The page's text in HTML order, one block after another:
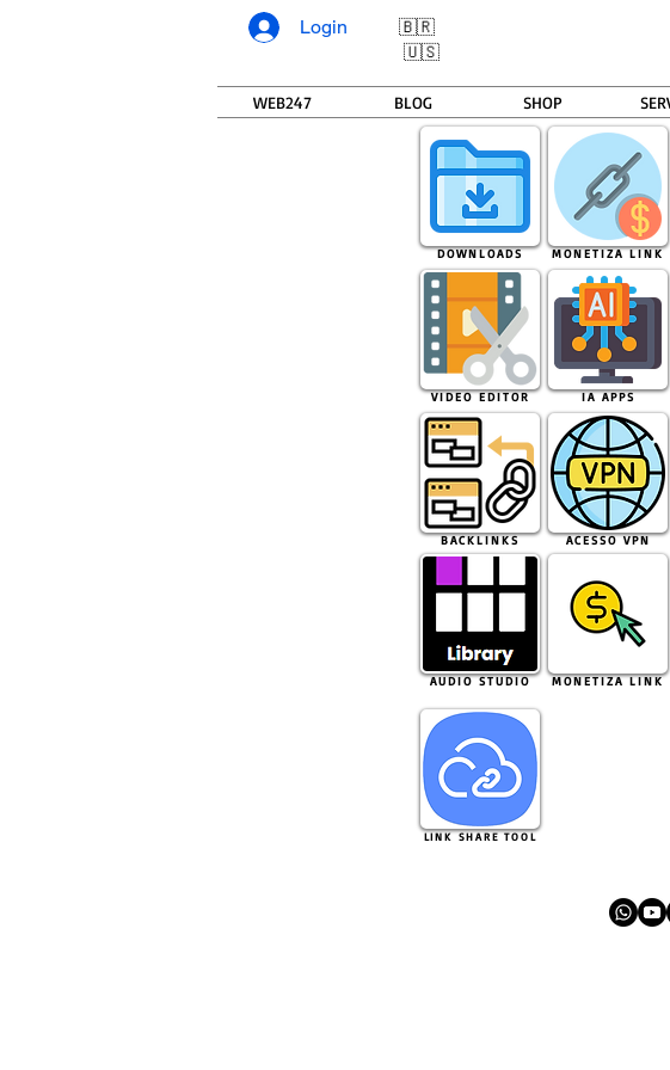
Login
🇧🇷
🇺🇸
WEB247 BLOG SHOP
DOWNLOADS
VIDEO EDITOR
BACKLINKS
AUDIO STUDIO
LINK SHARE TOOL
MONETIZA LINK
IA APPS
ACESSO VPN
MONETIZA LINK